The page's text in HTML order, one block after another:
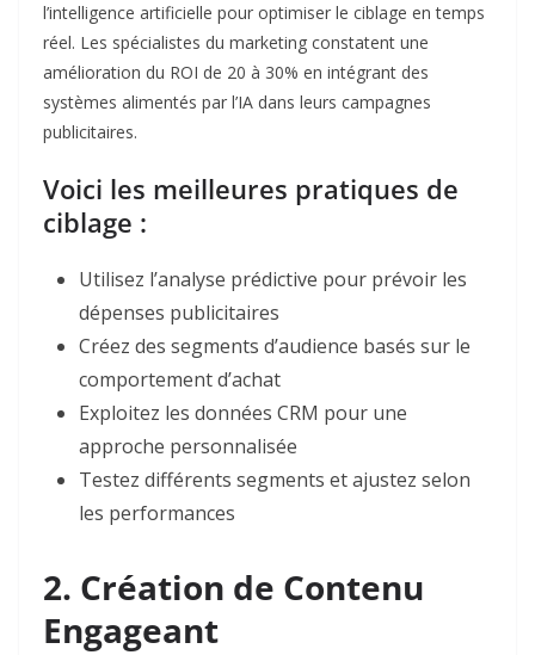
l’intelligence artificielle pour optimiser le ciblage en temps
réel. Les spécialistes du marketing constatent une
amélioration du ROI de 20 à 30% en intégrant des
systèmes alimentés par l’IA dans leurs campagnes
publicitaires.​
Voici les meilleures pratiques de
ciblage :
Utilisez l’analyse prédictive pour prévoir les
dépenses publicitaires​
Créez des segments d’audience basés sur le
comportement d’achat
Exploitez les données CRM pour une
approche personnalisée​
Testez différents segments et ajustez selon
les performances
2. Création de Contenu
Engageant